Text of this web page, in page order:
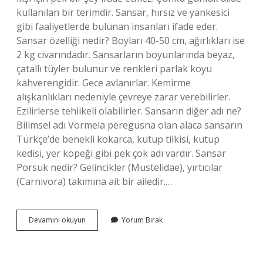
kullanılan bir terimdir. Sansar, hırsız ve yankesici
gibi faaliyetlerde bulunan insanları ifade eder.
Sansar özelliği nedir? Boyları 40-50 cm, ağırlıkları ise
2 kg civarındadır. Sansarların boyunlarında beyaz,
çatallı tüyler bulunur ve renkleri parlak koyu
kahverengidir. Gece avlanırlar. Kemirme
alışkanlıkları nedeniyle çevreye zarar verebilirler.
Ezilirlerse tehlikeli olabilirler. Sansarın diğer adı ne?
Bilimsel adı Vormela peregusna olan alaca sansarın
Türkçe’de benekli kokarca, kutup tilkisi, kutup
kedisi, yer köpeği gibi pek çok adı vardır. Sansar
Porsuk nedir? Gelincikler (Mustelidae), yırtıcılar
(Carnivora) takımına ait bir ailedir.…
Devamını okuyun Sansarlık
Nedir
Yorum Bırak